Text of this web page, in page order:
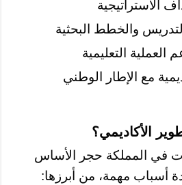
الاستراتيجية
والخطط البحثية
العملية التعليمية
مع الإطار الوطني
الأكاديمي؟
في المملكة حجر الأساس
أسباب مهمة، من أبرزها: